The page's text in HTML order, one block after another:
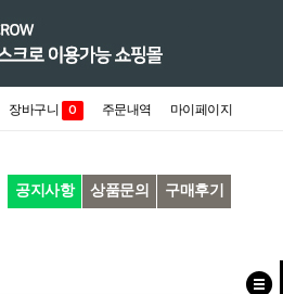
장바구니 0 주문내역 마이페이지
공지사항 상품문의 구매후기